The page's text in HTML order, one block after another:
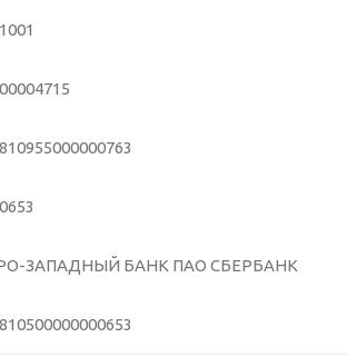
ЗАПАДНЫЙ БАНК ПАО СБЕРБАНК